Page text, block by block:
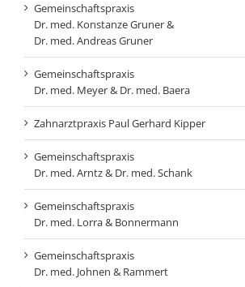
Gemeinschaftspraxis
Dr. med. Konstanze Gruner &
Dr. med. Andreas Gruner
Gemeinschaftspraxis
Dr. med. Meyer & Dr. med. Baera
Zahnarztpraxis Paul Gerhard Kipper
Gemeinschaftspraxis
Dr. med. Arntz & Dr. med. Schank
Gemeinschaftspraxis
Dr. med. Lorra & Bonnermann
Gemeinschaftspraxis
Dr. med. Johnen & Rammert